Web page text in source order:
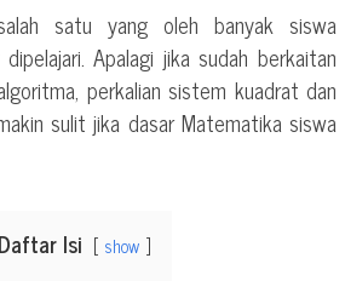
satu yang oleh banyak siswa
Apalagi jika sudah berkaitan
perkalian sistem kuadrat dan
sulit jika dasar Matematika siswa
Daftar Isi show